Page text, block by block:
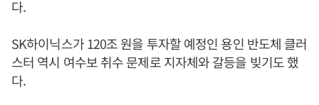
다.
SK하이닉스가 120조 원을 투자할 예정인 용인 반도체 클러
스터 역시 여수보 취수 문제로 지자체와 갈등을 빚기도 했
다.